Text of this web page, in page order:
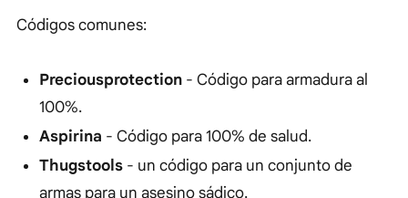
Códigos comunes:
Preciousprotection - Código para armadura al
100%.
Aspirina - Código para 100% de salud.
Thugstools - un código para un conjunto de
armas para un asesino sádico.